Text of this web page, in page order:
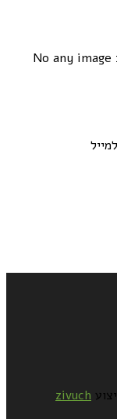
No any
zivuch